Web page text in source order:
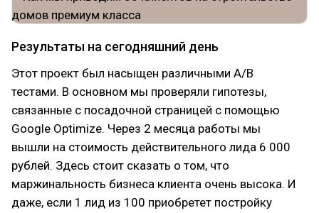
Результаты на сегодняшний день
Этот проект был насыщен различными A/B
тестами. В основном мы проверяли гипотезы,
связанные с посадочной страницей с помощью
Google Optimize. Через 2 месяца работы мы
вышли на стоимость действительного лида 6 000
рублей. Здесь стоит сказать о том, что
маржинальность бизнеса клиента очень высока. И
даже, если 1 лид из 100 приобретет постройку